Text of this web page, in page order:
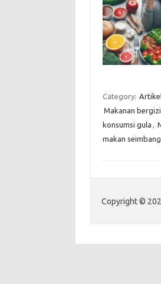
Category:
Makanan bergizi
konsumsi gula ,
makan seimbang
Copyright ©